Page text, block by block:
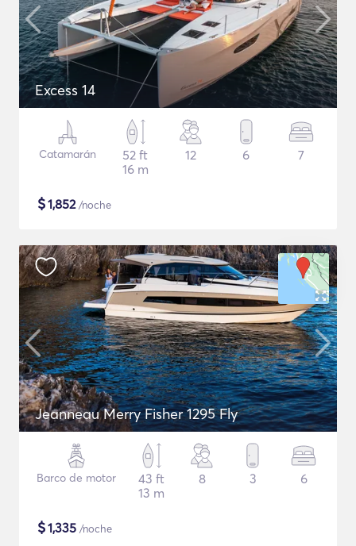
Excess 14
Catamarán
52 ft
16 m
12 6 7
$1,852/noche
Jeanneau Merry Fisher 1295 Fly
Barco de motor
43 ft
13 m
8 3 6
$1,335 /noche